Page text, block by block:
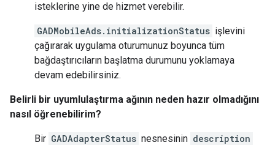
isteklerine yine de hizmet verebilir.
GADMobileAds.initializationStatus işlevini
çağırarak uygulama oturumunuz boyunca tüm
bağdaştırıcıların başlatma durumunu yoklamaya
devam edebilirsiniz.
Belirli bir uyumlulaştırma ağının neden hazır olmadığını
nasıl öğrenebilirim?
Bir GADAdapterStatus nesnesinin description